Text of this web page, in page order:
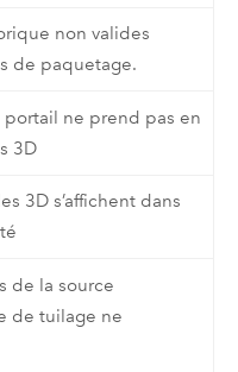
non valides
de paquetage.
ne prend pas en
3D
3D s’affichent dans
de la source
de tuilage ne